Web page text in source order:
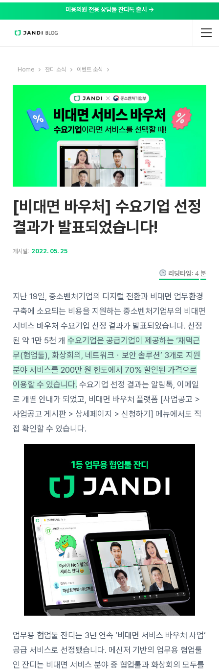
미용의원 전용 상담툴 잔디톡 출시 →
Home 잔디 소식 이벤트 소식
[비대면 바우처] 수요기업 선정
결과가 발표되었습니다!
게시일: 2022. 05. 25
리딩타임: 4 분
지난 19일, 중소벤처기업의 디지털 전환과 비대면 업무환경
구축에 소요되는 비용을 지원하는 중소벤처기업부의 비대면
서비스 바우처 수요기업 선정 결과가 발표되었습니다. 선정
된 약 1만 5천 개수요기업은 공급기업이 제공하는 ‘재택근
무(협업툴), 화상회의, 네트워크ㆍ보안 솔루션’ 3개로 지원
분야 서비스를 200만 원 한도에서 70% 할인된 가격으로
이용할 수 있습니다. 수요기업 선정 결과는 알림톡, 이메일
로 개별 안내가 되었고, 비대면 바우처 플랫폼 [사업공고 >
사업공고 게시판 > 상세페이지 > 신청하기] 메뉴에서도 직
접 확인할 수 있습니다.
업무용 협업툴 잔디는 3년 연속 ‘비대면 서비스 바우처 사업’
공급 서비스로 선정됐습니다. 메신저 기반의 업무용 협업툴
인 잔디는 비대면 서비스 분야 중 협업툴과 화상회의 모두를